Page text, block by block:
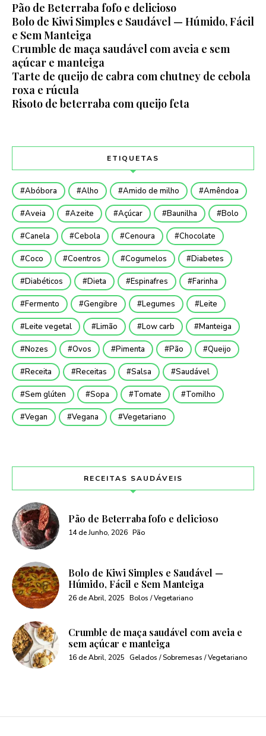
Pão de Beterraba fofo e delicioso
Bolo de Kiwi Simples e Saudável — Húmido, Fácil
e Sem Manteiga
Crumble de maça saudável com aveia e sem
açúcar e manteiga
Tarte de queijo de cabra com chutney de cebola
roxa e rúcula
Risoto de beterraba com queijo feta
ETIQUETAS
Abóbora Alho Amido de milho Amêndoa
Aveia Azeite Açúcar Baunilha Bolo
Canela Cebola Cenoura Chocolate
Coco Coentros Cogumelos Diabetes
Diabéticos Dieta Espinafres Farinha
Fermento Gengibre Legumes Leite
Leite vegetal Limão Low carb Manteiga
Nozes Ovos Pimenta Pão Queijo
Receita Receitas Salsa Saudável
Sem glúten Sopa Tomate Tomilho
Vegan Vegana Vegetariano
RECEITAS SAUDÁVEIS
Pão de Beterraba fofo e delicioso
14 de Junho, 2026 Pão
Bolo de Kiwi Simples e Saudável —
Húmido, Fácil e Sem Manteiga
26 de Abril, 2025 Bolos / Vegetariano
Crumble de maça saudável com aveia e
sem açúcar e manteiga
16 de Abril, 2025 Gelados / Sobremesas / Vegetariano